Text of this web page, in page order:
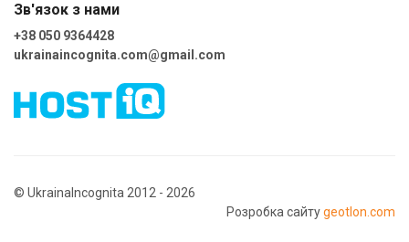
Зв'язок з нами
+38 050 9364428
ukrainaincognita.com@gmail.com
© UkrainaIncognita 2012 - 2026
Розробка сайтуgeotlon.com